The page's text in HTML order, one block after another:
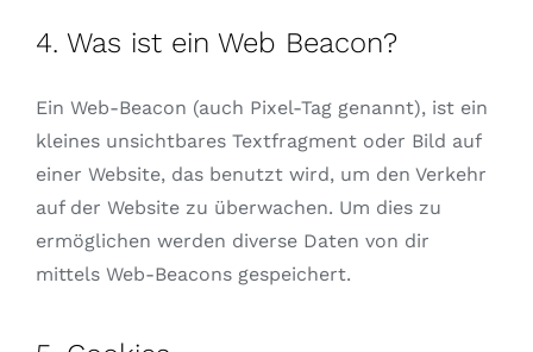
4. Was ist ein Web Beacon?
Ein Web-Beacon (auch Pixel-Tag genannt), ist ein
kleines unsichtbares Textfragment oder Bild auf
einer Website, das benutzt wird, um den Verkehr
auf der Website zu überwachen. Um dies zu
ermöglichen werden diverse Daten von dir
mittels Web-Beacons gespeichert.